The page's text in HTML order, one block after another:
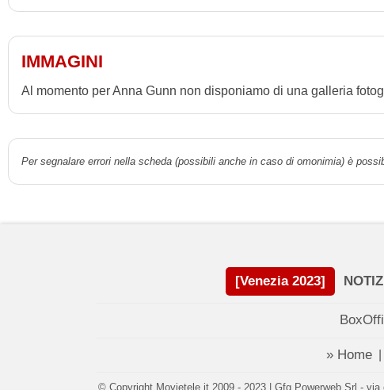
IMMAGINI
Al momento per Anna Gunn non disponiamo di una galleria
Per segnalare errori nella scheda (possibili anche in caso di omonimia) è
[Venezia 2023]
» Home
© Copyright Movietele.it 2009 - 2023 | Gfg Powerweb Srl -